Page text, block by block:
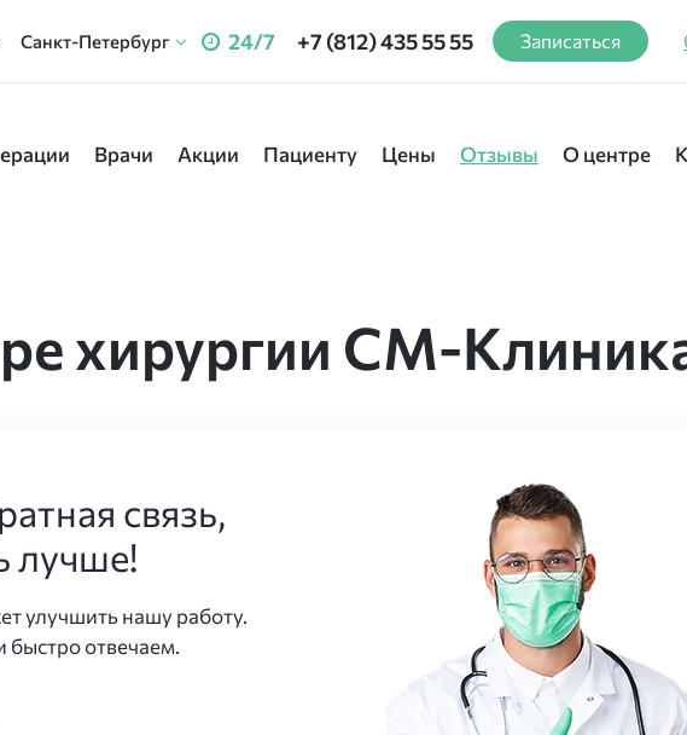
Санкт-Петербург 24/7 +7 (812) 435 55 55 Записаться
Врачи Акции Пациенту Цены Отзывы О центре
хирургии СМ-
связь,
лучше!
улучшить нашу работу.
отвечаем.